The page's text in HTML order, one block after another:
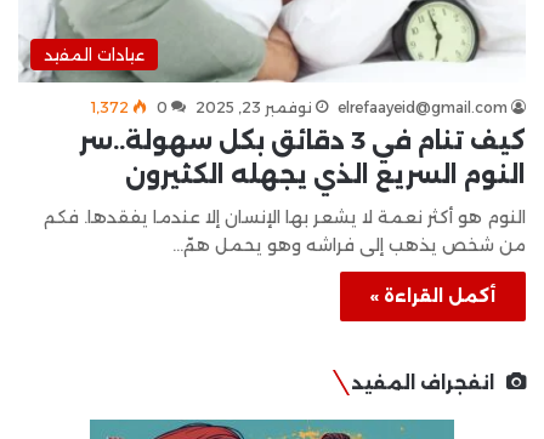
عيادات المفيد
elrefaayeid@gmail.com نوفمبر 23, 2025 0 1٬372
كيف تنام في 3 دقائق بكل سهولة..سر
النوم السريع الذي يجهله الكثيرون
النوم هو أكثر نعمة لا يشعر بها الإنسان إلا عندما يفقدها. فكم
من شخص يذهب إلى فراشه وهو يحمل همّ…
أكمل القراءة »
انفجراف المفيد